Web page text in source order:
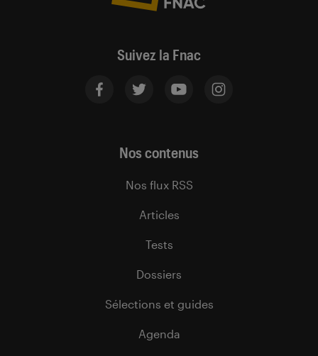
Suivez la Fnac
Nos contenus
Nos flux RSS
Articles
Tests
Dossiers
Sélections et guides
Agenda